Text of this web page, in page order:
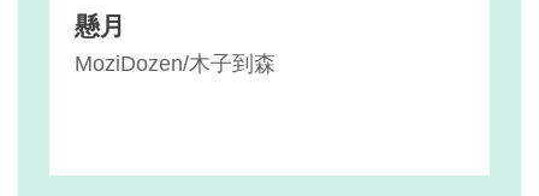
懸月
MoziDozen/木子到森